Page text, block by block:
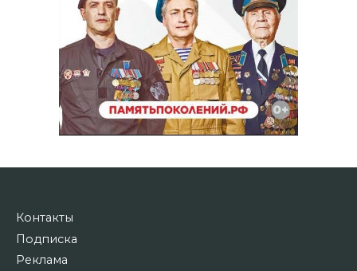
Контакты
Подписка
Реклама